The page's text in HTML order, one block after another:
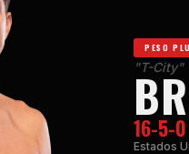
PESO
"T-City"
16-5-0
Estados